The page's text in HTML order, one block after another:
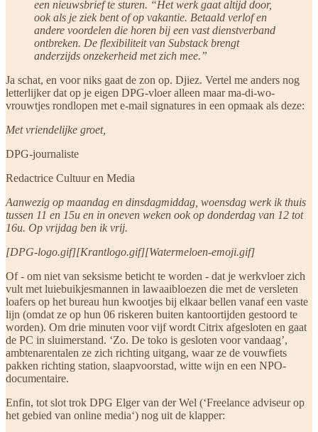
een nieuwsbrief te sturen. “Het werk gaat altijd door,
ook als je ziek bent of op vakantie. Betaald verlof en
andere voordelen die horen bij een vast dienstverband
ontbreken. De flexibiliteit van Substack brengt
anderzijds onzekerheid met zich mee.”
Ja schat, en voor niks gaat de zon op. Djiez. Vertel me anders nog
letterlijker dat op je eigen DPG-vloer alleen maar ma-di-wo-
vrouwtjes rondlopen met e-mail signatures in een opmaak als deze:
Met vriendelijke groet,
DPG-journaliste
Redactrice Cultuur en Media
Aanwezig op maandag en dinsdagmiddag, woensdag werk ik thuis
tussen 11 en 15u en in oneven weken ook op donderdag van 12 tot
16u. Op vrijdag ben ik vrij.
[DPG-logo.gif][Krantlogo.gif][Watermeloen-emoji.gif]
Of - om niet van seksisme beticht te worden - dat je werkvloer zich
vult met luiebuikjesmannen in lawaaibloezen die met de versleten
loafers op het bureau hun kwootjes bij elkaar bellen vanaf een vaste
lijn (omdat ze op hun 06 riskeren buiten kantoortijden gestoord te
worden). Om drie minuten voor vijf wordt Citrix afgesloten en gaat
de PC in sluimerstand. ‘Zo. De toko is gesloten voor vandaag’,
ambtenarentalen ze zich richting uitgang, waar ze de vouwfiets
pakken richting station, slaapvoorstad, witte wijn en een NPO-
documentaire.
Enfin, tot slot trok DPG Elger van der Wel (‘Freelance adviseur op
het gebied van online media‘) nog uit de klapper: